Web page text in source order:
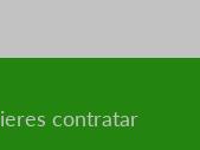
contratar